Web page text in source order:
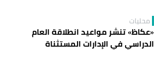
محليات
«عكاظ» تنشر مواعيد انطلاقة العام
الدراسي في الإدارات المستثناة